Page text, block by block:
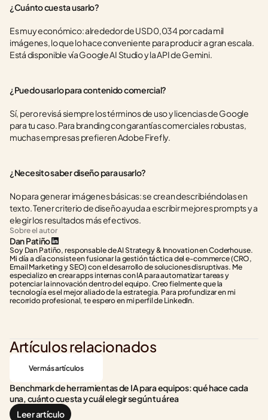
¿Cuánto cuesta usarlo?
Es muy económico: alrededor de USD 0,034 por cada mil
imágenes, lo que lo hace conveniente para producir a gran escala.
Está disponible vía Google AI Studio y la API de Gemini.
¿Puedo usarlo para contenido comercial?
Sí, pero revisá siempre los términos de uso y licencias de Google
para tu caso. Para branding con garantías comerciales robustas,
muchas empresas prefieren Adobe Firefly.
¿Necesito saber diseño para usarlo?
No para generar imágenes básicas: se crean describiéndolas en
texto. Tener criterio de diseño ayuda a escribir mejores prompts y a
elegir los resultados más efectivos.
Sobre el autor
Dan Patiño
Soy Dan Patiño, responsable de AI Strategy & Innovation en Coderhouse.
Mi día a día consiste en fusionar la gestión táctica del e-commerce (CRO,
Email Marketing y SEO) con el desarrollo de soluciones disruptivas. Me
especializo en crear apps internas con IA para automatizar tareas y
potenciar la innovación dentro del equipo. Creo fielmente que la
tecnología es el mejor aliado de la estrategia. Para profundizar en mi
recorrido profesional, te espero en mi perfil de LinkedIn.
Artículos relacionados
Ver más artículos
Benchmark de herramientas de IA para equipos: qué hace cada
una, cuánto cuesta y cuál elegir según tu área
Leer artículo